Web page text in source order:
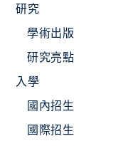
研究
學術出版
研究亮點
入學
國內招生
國際招生